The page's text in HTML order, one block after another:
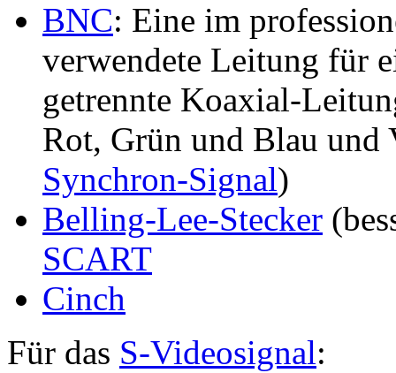
BNC: Eine im
verwendete Leitung für
getrennte Koaxial-
Rot, Grün und Blau
Synchron-Signal)
Belling-Lee-Stecker
SCART
Cinch
Für das S-Videosignal: